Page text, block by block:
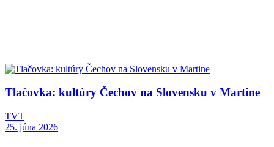
Tlačovka: kultúry Čechov na Slovensku v Martine
TVT
25. júna 2026